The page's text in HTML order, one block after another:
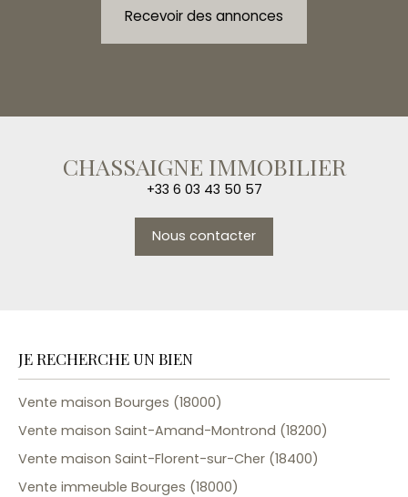
Recevoir des annonces
CHASSAIGNE IMMOBILIER
+33 6 03 43 50 57
Nous contacter
JE RECHERCHE UN BIEN
Vente maison Bourges (18000)
Vente maison Saint-Amand-Montrond (18200)
Vente maison Saint-Florent-sur-Cher (18400)
Vente immeuble Bourges (18000)